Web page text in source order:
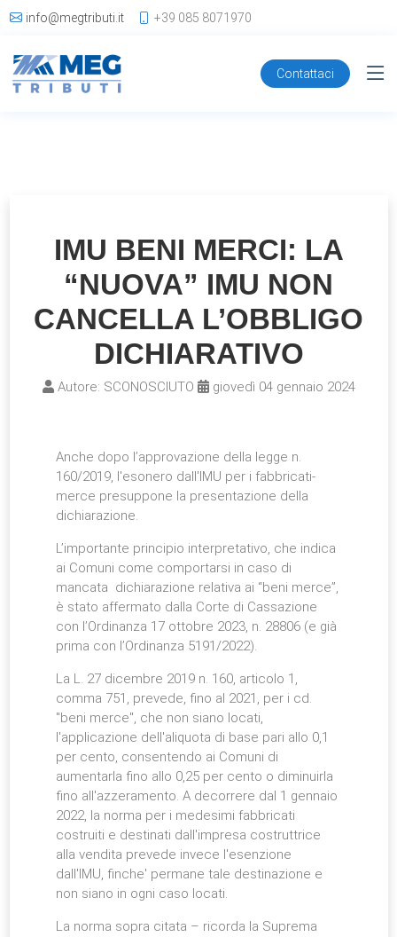
info@megtributi.it +39 085 8071970
Contattaci
IMU BENI MERCI: LA
“NUOVA” IMU NON
CANCELLA L’OBBLIGO
DICHIARATIVO
Autore: SCONOSCIUTO giovedì 04 gennaio 2024
Anche dopo l’approvazione della legge n.
160/2019, l'esonero dall'IMU per i fabbricati-
merce presuppone la presentazione della
dichiarazione.
L’importante principio interpretativo, che indica
ai Comuni come comportarsi in caso di
mancata dichiarazione relativa ai “beni merce”,
è stato affermato dalla Corte di Cassazione
con l’Ordinanza 17 ottobre 2023, n. 28806 (e già
prima con l’Ordinanza 5191/2022).
La L. 27 dicembre 2019 n. 160, articolo 1,
comma 751, prevede, fino al 2021, per i cd.
"beni merce", che non siano locati,
l'applicazione dell'aliquota di base pari allo 0,1
per cento, consentendo ai Comuni di
aumentarla fino allo 0,25 per cento o diminuirla
fino all'azzeramento. A decorrere dal 1 gennaio
2022, la norma per i medesimi fabbricati
costruiti e destinati dall'impresa costruttrice
alla vendita prevede invece l'esenzione
dall'IMU, finche' permane tale destinazione e
non siano in ogni caso locati.
La norma sopra citata – ricorda la Suprema